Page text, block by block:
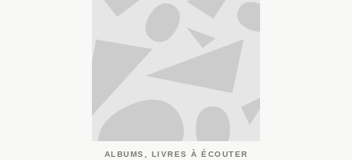
ALBUMS, LIVRES À ÉCOUTER